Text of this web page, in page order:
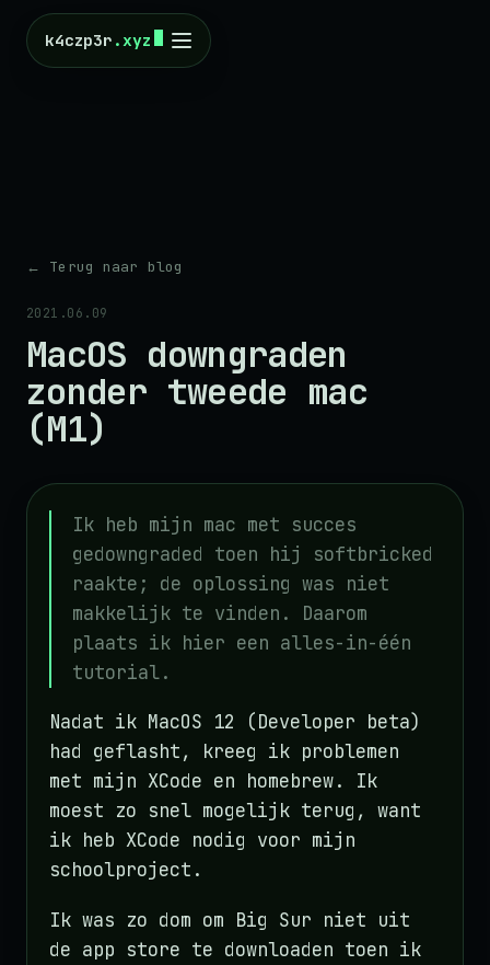
k4czp3r .xyz
← Terug naar blog
2021.06.09
MacOS downgraden
zonder tweede mac
(M1)
Ik heb mijn mac met succes
gedowngraded toen hij softbricked
raakte; de oplossing was niet
makkelijk te vinden. Daarom
plaats ik hier een alles-in-één
tutorial.
Nadat ik MacOS 12 (Developer beta)
had geflasht, kreeg ik problemen
met mijn XCode en homebrew. Ik
moest zo snel mogelijk terug, want
ik heb XCode nodig voor mijn
schoolproject.
Ik was zo dom om Big Sur niet uit
de app store te downloaden toen ik